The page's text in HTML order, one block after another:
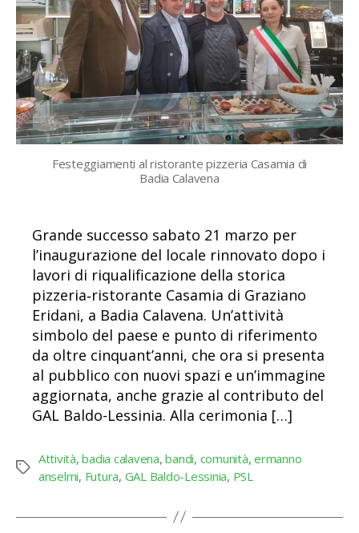
Festeggiamenti al ristorante pizzeria Casamia di
Badia Calavena
Grande successo sabato 21 marzo per
l’inaugurazione del locale rinnovato dopo i
lavori di riqualificazione della storica
pizzeria‑ristorante Casamia di Graziano
Eridani, a Badia Calavena. Un’attività
simbolo del paese e punto di riferimento
da oltre cinquant’anni, che ora si presenta
al pubblico con nuovi spazi e un’immagine
aggiornata, anche grazie al contributo del
GAL Baldo-Lessinia. Alla cerimonia […]
Tag
Attività,badia calavena,bandi, comunità,ermanno
anselmi, Futura, GAL Baldo-Lessinia, PSL